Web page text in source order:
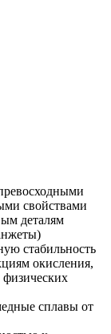
свойствами
деталям
стабильность
окисления,
сплавы от